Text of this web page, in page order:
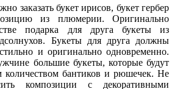
заказать букет ирисов, букет гербер
из плюмерии. Оригинально
подарка для друга букеты из
Букеты для друга должны
и оригинально одновременно.
большие букеты, которые будут
бантиков и рюшечек. Не
композиции с декоративными